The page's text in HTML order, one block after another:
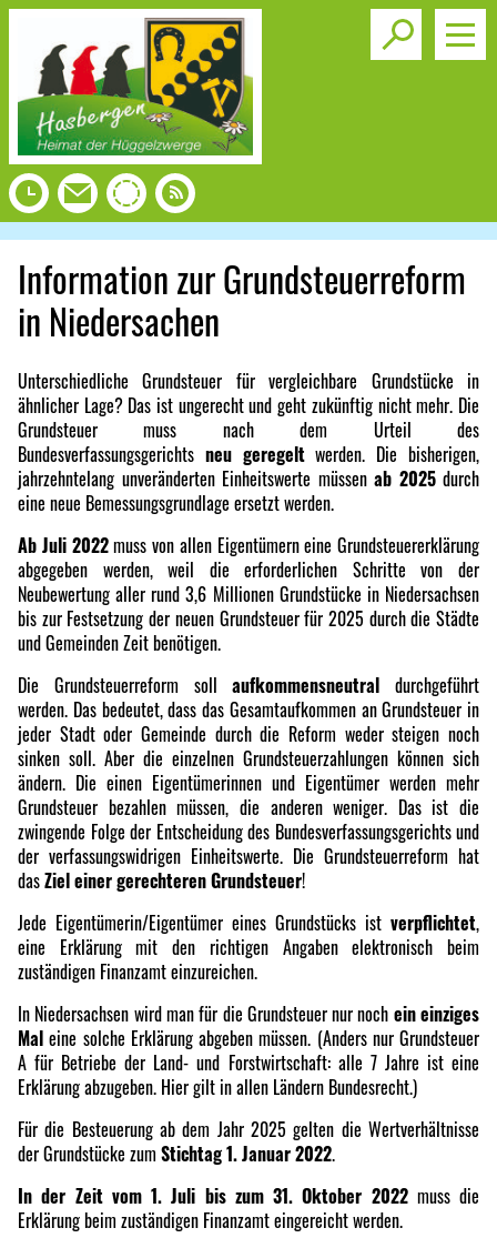
Toggle
Information zur Grundsteuerreform
in Niedersachen
Unterschiedliche Grundsteuer für vergleichbare Grundstücke in
ähnlicher Lage? Das ist ungerecht und geht zukünftig nicht mehr. Die
Grundsteuer muss nach dem Urteil des
Bundesverfassungsgerichts neu geregeltwerden. Die bisherigen,
jahrzehntelang unveränderten Einheitswerte müssen ab 2025durch
eine neue Bemessungsgrundlage ersetzt werden.
Ab Juli 2022muss von allen Eigentümern eine Grundsteuererklärung
abgegeben werden, weil die erforderlichen Schritte von der
Neubewertung aller rund 3,6 Millionen Grundstücke in Niedersachsen
bis zur Festsetzung der neuen Grundsteuer für 2025 durch die Städte
und Gemeinden Zeit benötigen.
Die Grundsteuerreform sollaufkommensneutral durchgeführt
werden. Das bedeutet, dass das Gesamtaufkommen an Grundsteuer in
jeder Stadt oder Gemeinde durch die Reform weder steigen noch
sinken soll. Aber die einzelnen Grundsteuerzahlungen können sich
ändern. Die einen Eigentümerinnen und Eigentümer werden mehr
Grundsteuer bezahlen müssen, die anderen weniger. Das ist die
zwingende Folge der Entscheidung des Bundesverfassungsgerichts und
der verfassungswidrigen Einheitswerte. Die Grundsteuerreform hat
dasZiel einer gerechteren Grundsteuer!
Jede Eigentümerin/Eigentümer eines Grundstücks ist verpflichtet,
eine Erklärung mit den richtigen Angaben elektronisch beim
zuständigen Finanzamt einzureichen.
In Niedersachsen wird man für die Grundsteuer nur noch ein einziges
Mal eine solche Erklärung abgeben müssen. (Anders nur Grundsteuer
A für Betriebe der Land- und Forstwirtschaft: alle 7 Jahre ist eine
Erklärung abzugeben. Hier gilt in allen Ländern Bundesrecht.)
Für die Besteuerung ab dem Jahr 2025 gelten die Wertverhältnisse
der Grundstücke zum Stichtag 1. Januar 2022.
In der Zeit vom 1. Juli bis zum 31. Oktober 2022muss die
Erklärung beim zuständigen Finanzamt eingereicht werden.